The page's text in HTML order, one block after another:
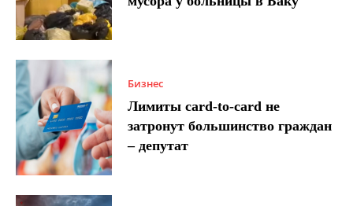
Бизнес
Лимиты card-to-card не
затронут большинство граждан
– депутат